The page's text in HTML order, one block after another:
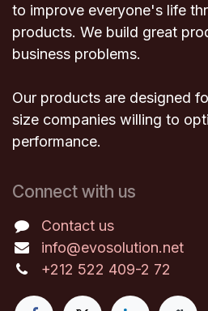
to improve everyone's life
products. We build great
business problems.
Our products are designed
size companies willing to
performance.
Connect with us
Contact us
info@evosolution.net
+212 522 409-2 72